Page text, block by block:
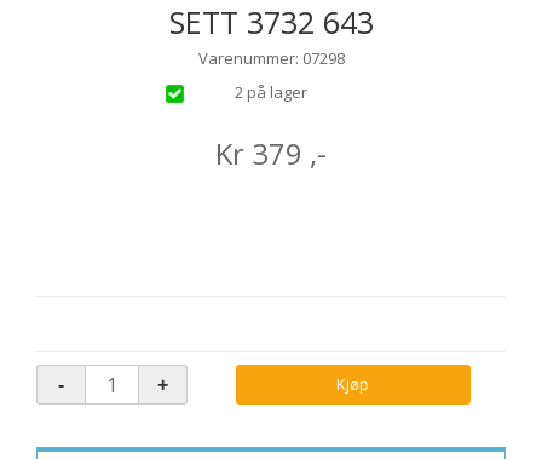
SETT 3732 643
Varenummer: 07298
2 på lager
Kr 379 ,-
Kjøp